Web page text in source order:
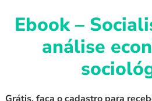
Ebook –
análise